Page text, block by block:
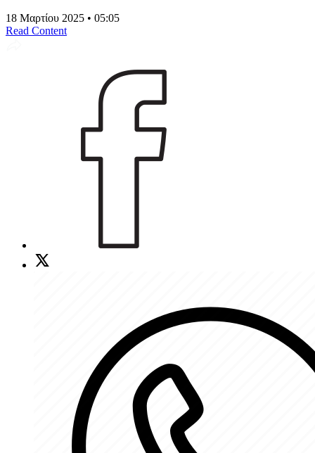
18 Μαρτίου 2025 • 05:05
Read Content